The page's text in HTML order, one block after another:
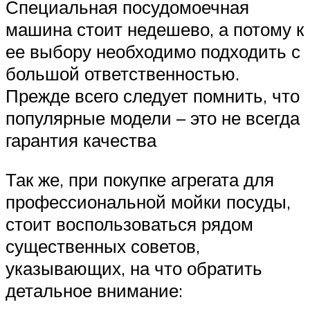
Специальная посудомоечная
машина стоит недешево, а потому к
ее выбору необходимо подходить с
большой ответственностью.
Прежде всего следует помнить, что
популярные модели – это не всегда
гарантия качества
Так же, при покупке агрегата для
профессиональной мойки посуды,
стоит воспользоваться рядом
существенных советов,
указывающих, на что обратить
детальное внимание: